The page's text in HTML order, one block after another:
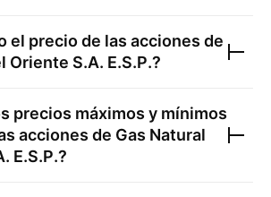
el precio de las acciones de
Oriente S.A. E.S.P.?
precios máximos y mínimos
acciones de Gas Natural
E.S.P.?